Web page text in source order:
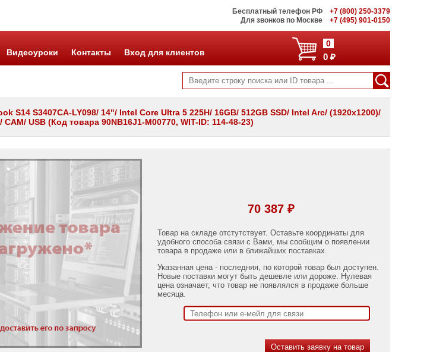
Бесплатный телефон РФ
+7 (800) 250-3379
Для звонков по Москве
+7 (495) 901-0150
0
0 ₽
Видеоуроки Контакты Вход для клиентов
S14 S3407CA-LY098/ 14"/ Intel Core Ultra 5 225H/ 16GB/ 512GB SSD/ Intel Arc/ (1920x1200)/
CAM/ USB (Код товара 90NB16J1-M00770, WIT-ID: 114-48-23)
70 387 ₽
Товар на складе отстутствует. Оставьте координаты для
удобного способа связи с Вами, мы сообщим о появлении
товара в продаже или в ближайших поставках.
Указанная цена - последняя, по которой товар был доступен.
Новые поставки могут быть дешевле или дороже. Нулевая
цена означает, что товар не появлялся в продаже больше
месяца.